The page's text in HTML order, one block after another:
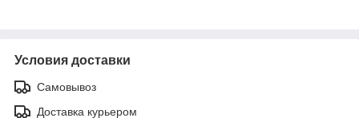
Условия доставки
Самовывоз
Доставка курьером